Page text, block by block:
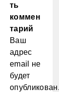
ть
коммен
тарий
Ваш
адрес
email не
будет
опубликован.